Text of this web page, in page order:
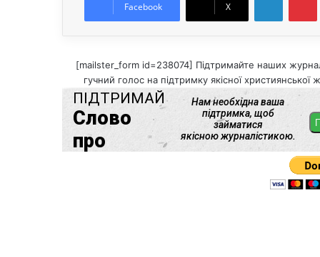
Facebook X
[mailster_form id=238074] Підтримайте наших
гучний голос на підтримку якісної